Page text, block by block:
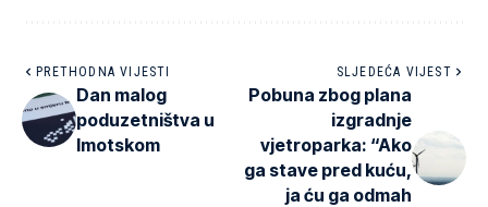
PRETHODNA VIJESTI
Dan malog
poduzetništva u
Imotskom
SLJEDEĆA VIJEST
Pobuna zbog plana
izgradnje
vjetroparka: “Ako
ga stave pred kuću,
ja ću ga odmah